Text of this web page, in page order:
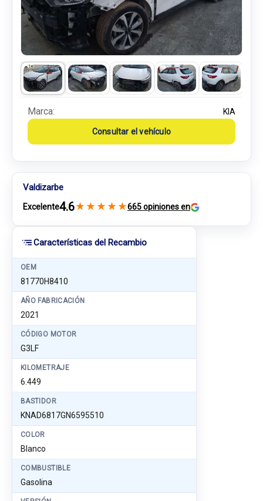
Características del Recambio
OEM
81770H8410
AÑO FABRICACIÓN
2021
CÓDIGO MOTOR
G3LF
KILOMETRAJE
6.449
BASTIDOR
KNAD6817GN6595510
COLOR
Blanco
COMBUSTIBLE
Gasolina
Marca: KIA
Consultar el vehículo
Valdizarbe
Excelente4.6★ ★ ★ ★ ★665 opiniones en